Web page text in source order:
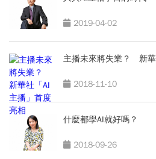
2019-04-02
主播未來將失業？ 新華
2018-11-10
什麼都學AI就好嗎？
2018-09-26